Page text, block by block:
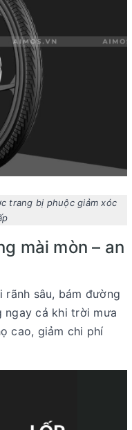
trang bị phuộc giảm xóc
mài mòn – an
sâu, bám đường
ngay cả khi trời mưa
cao, giảm chi phí